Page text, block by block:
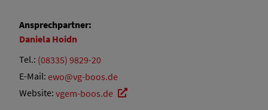
Ansprechpartner:
Daniela Hoidn
Tel.: (08335) 9829-20
E-Mail: ewo@vg-boos.de
Website: vgem-boos.de